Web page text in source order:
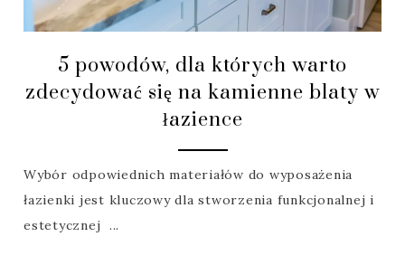
5 powodów, dla których warto
zdecydować się na kamienne blaty w
łazience
Wybór odpowiednich materiałów do wyposażenia
łazienki jest kluczowy dla stworzenia funkcjonalnej i
estetycznej ...